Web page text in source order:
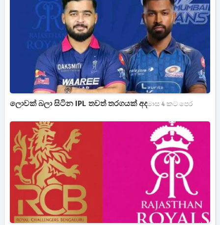
ලොවක් බලා සිටින IPL තවත් තරගයක් අදමාස 4 කට පෙර